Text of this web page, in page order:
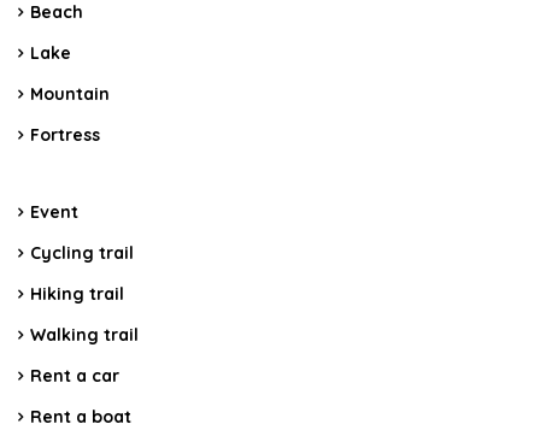
Beach
Lake
Mountain
Fortress
Event
Cycling trail
Hiking trail
Walking trail
Rent a car
Rent a boat